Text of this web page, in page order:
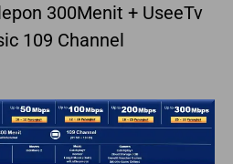
300Menit + UseeTv
109 Channel